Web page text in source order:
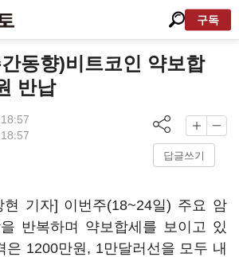
구독
동향)비트코인 약보합
반납
답글쓰기
현 기자] 이번주(18~24일) 주요 암
반복하며 약보합세를 보이고 있
은 1200만원, 1만달러선을 모두 내